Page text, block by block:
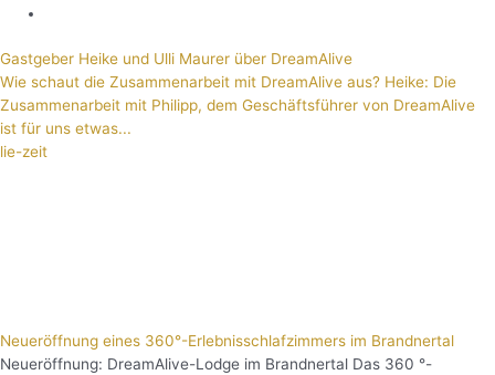
Gastgeber Heike und Ulli Maurer über DreamAlive
Wie schaut die Zusammenarbeit mit DreamAlive aus? Heike: Die
Zusammenarbeit mit Philipp, dem Geschäftsführer von DreamAlive
ist für uns etwas...
lie-zeit
Neueröffnung eines 360°-Erlebnisschlafzimmers im Brandnertal
Neueröffnung: DreamAlive-Lodge im Brandnertal Das 360 °-